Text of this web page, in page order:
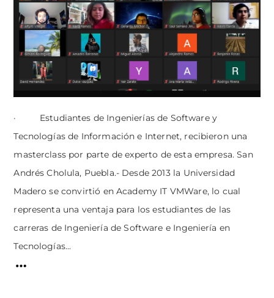
· Estudiantes de Ingenierías de Software y
Tecnologías de Información e Internet, recibieron una
masterclass por parte de experto de esta empresa. San
Andrés Cholula, Puebla.- Desde 2013 la Universidad
Madero se convirtió en Academy IT VMWare, lo cual
representa una ventaja para los estudiantes de las
carreras de Ingeniería de Software e Ingeniería en
Tecnologías...